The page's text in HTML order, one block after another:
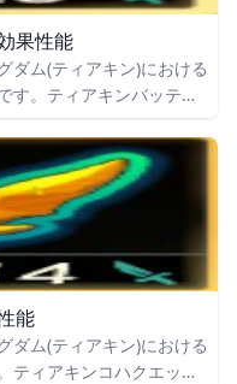
果性能
ダム(ティアキン)における
す。ティアキンバッテリ
能
ダム(ティアキン)における
ティアキンコハクエッジ